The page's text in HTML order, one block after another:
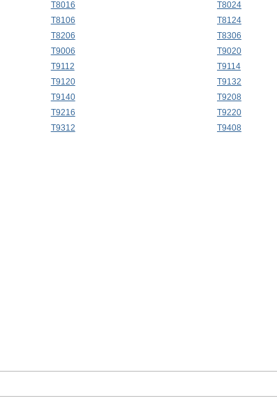
T8016
T8024
T8106
T8124
T8206
T8306
T9006
T9020
T9112
T9114
T9120
T9132
T9140
T9208
T9216
T9220
T9312
T9408